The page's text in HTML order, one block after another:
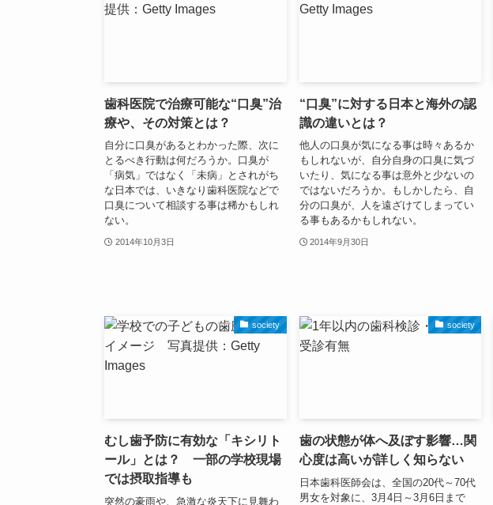
歯科医院で治療可能な“口臭”治
療や、その対策とは？
自分に口臭があるとわかった際、次に
とるべき行動は何だろうか。口臭が
「病気」ではなく「未病」とされがち
な日本では、いきなり歯科医院などで
口臭について相談する事は稀かもしれ
ない。
2014年10月3日
“口臭”に対する日本と海外の認
識の違いとは？
他人の口臭が気になる事は時々あるか
もしれないが、自分自身の口臭に気づ
いたり、気になる事は意外と少ないの
ではないだろうか。もしかしたら、自
分の口臭が、人を遠ざけてしまってい
る事もあるかもしれない。
2014年9月30日
society
むし歯予防に有効な「キシリト
ール」とは？ 一部の学校現場
では摂取指導も
突然の豪雨や、急激な炎天下に見舞わ
society
歯の状態が体へ及ぼす影響…関
心度は高いが詳しく知らない
日本歯科医師会は、全国の20代～70代
男女を対象に、3月4日～3月6日まで